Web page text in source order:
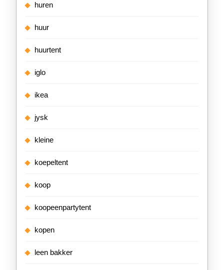
huren
huur
huurtent
iglo
ikea
jysk
kleine
koepeltent
koop
koopeenpartytent
kopen
leen bakker